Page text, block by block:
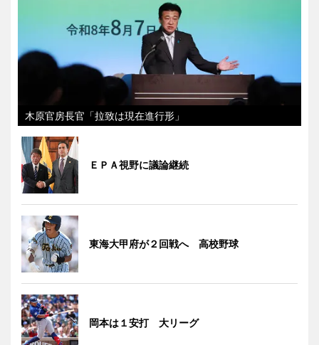
木原官房長官「拉致は現在進行形」
ＥＰＡ視野に議論継続
東海大甲府が２回戦へ 高校野球
岡本は１安打 大リーグ